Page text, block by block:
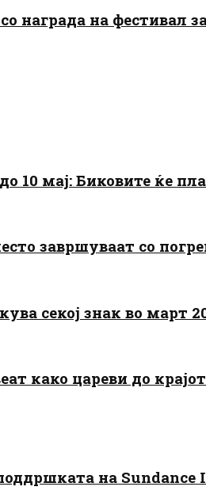
награда на фестивал
10 мај: Биковите ќе
завршуваат со
секој знак во март
како цареви до
на